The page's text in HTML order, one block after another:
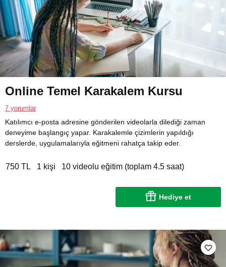
Online Temel Karakalem Kursu
7 yorumlar
Katılımcı e-posta adresine gönderilen videolarla dilediği zaman
deneyime başlangıç yapar. Karakalemle çizimlerin yapıldığı
derslerde, uygulamalarıyla eğitmeni rahatça takip eder.
750 TL 1 kişi 10 videolu eğitim (toplam 4.5 saat)
Hediye et